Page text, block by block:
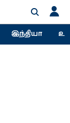
இந்தியா